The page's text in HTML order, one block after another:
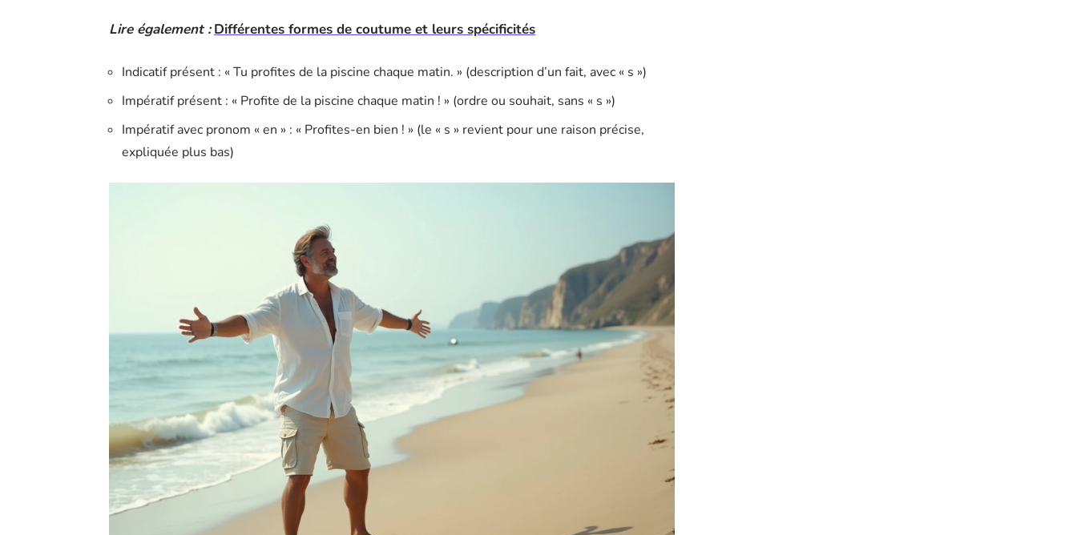
Lire également : Différentes formes de coutume et leurs spécificités
Indicatif présent : « Tu profites de la piscine chaque matin. » (description d’un fait, avec « s »)
Impératif présent : « Profite de la piscine chaque matin ! » (ordre ou souhait, sans « s »)
Impératif avec pronom « en » : « Profites-en bien ! » (le « s » revient pour une raison précise,
expliquée plus bas)